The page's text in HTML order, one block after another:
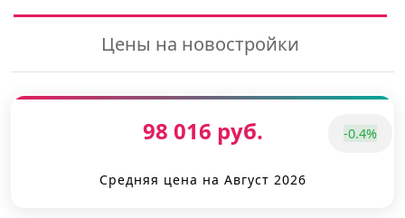
Цены на новостройки
98 016 руб. -0.4%
Средняя цена на Август 2026